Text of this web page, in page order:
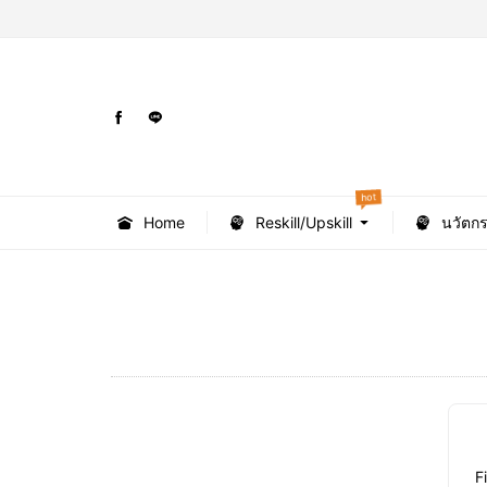
Home Reskill/Upskill
hot
นวัตก